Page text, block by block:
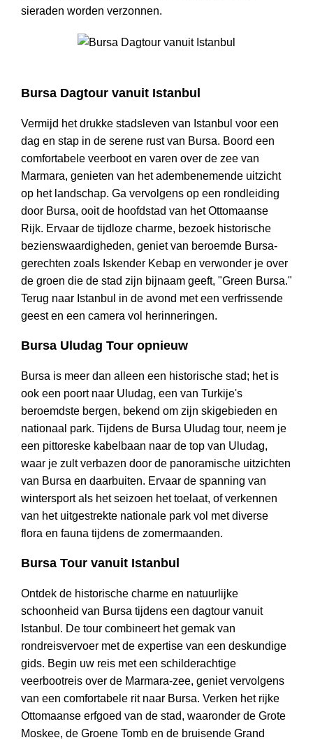
sieraden worden verzonnen.
Bursa Dagtour vanuit Istanbul
Vermijd het drukke stadsleven van Istanbul voor een
dag en stap in de serene rust van Bursa. Boord een
comfortabele veerboot en varen over de zee van
Marmara, genieten van het adembenemende uitzicht
op het landschap. Ga vervolgens op een rondleiding
door Bursa, ooit de hoofdstad van het Ottomaanse
Rijk. Ervaar de tijdloze charme, bezoek historische
bezienswaardigheden, geniet van beroemde Bursa-
gerechten zoals Iskender Kebap en verwonder je over
de groen die de stad zijn bijnaam geeft, "Green Bursa."
Terug naar Istanbul in de avond met een verfrissende
geest en een camera vol herinneringen.
Bursa Uludag Tour opnieuw
Bursa is meer dan alleen een historische stad; het is
ook een poort naar Uludag, een van Turkije's
beroemdste bergen, bekend om zijn skigebieden en
nationaal park. Tijdens de Bursa Uludag tour, neem je
een pittoreske kabelbaan naar de top van Uludag,
waar je zult verbazen door de panoramische uitzichten
van Bursa en daarbuiten. Ervaar de spanning van
wintersport als het seizoen het toelaat, of verkennen
van het uitgestrekte nationale park vol met diverse
flora en fauna tijdens de zomermaanden.
Bursa Tour vanuit Istanbul
Ontdek de historische charme en natuurlijke
schoonheid van Bursa tijdens een dagtour vanuit
Istanbul. De tour combineert het gemak van
rondreisvervoer met de expertise van een deskundige
gids. Begin uw reis met een schilderachtige
veerbootreis over de Marmara-zee, geniet vervolgens
van een comfortabele rit naar Bursa. Verken het rijke
Ottomaanse erfgoed van de stad, waaronder de Grote
Moskee, de Groene Tomb en de bruisende Grand